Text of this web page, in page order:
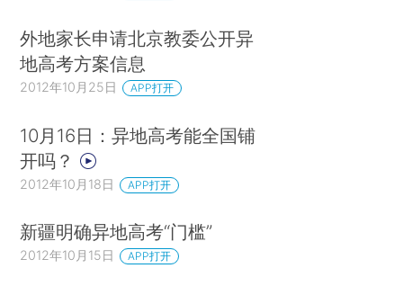
外地家长申请北京教委公开异
地高考方案信息
2012年10月25日 APP打开
10月16日：异地高考能全国铺
开吗？
2012年10月18日 APP打开
新疆明确异地高考“门槛”
2012年10月15日 APP打开